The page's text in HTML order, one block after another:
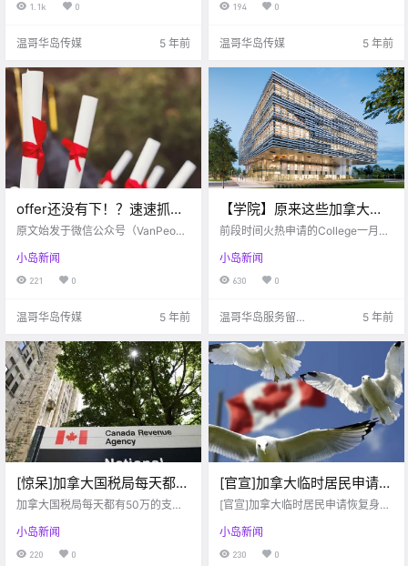
1.1k 0
温哥华岛传媒 5 年前
194 0
温哥华岛传媒 5 年前
offer还没有下！？速速抓住
最后的机会！目前还有这些
原文始发于微信公众号（VanPeopl
收获大学offer的季节，可还是有不
少小伙伴没有申请到心仪的学校，
小岛新闻
221 0
温哥华岛传媒 5 年前
【学院】原来这些加拿大学
院已经开放5月入学的申请
前段时间火热申请的College一月入
过1月入读的同学找到小V，问是不
是只能延.
小岛新闻
630 0
温哥华岛服务留学
5 年前
[惊呆]加拿大国税局每天都有
50万的支票没人领，其中或
加拿大国税局每天都有50万的支票
票吧！
小岛新闻
220 0
[官宣]加拿大临时居民申请恢
复身份时间延长！未登陆的
[官宣]加拿大临时居民申请恢复身份
小岛新闻
230 0